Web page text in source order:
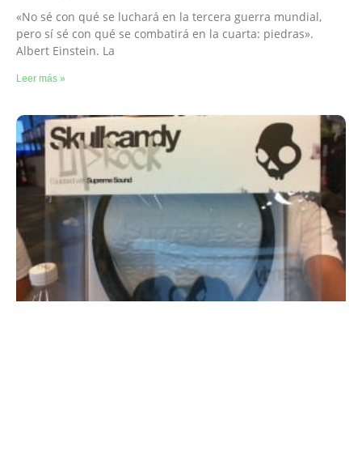
«No sé con qué se luchará en la tercera guerra mundial,
pero sí sé con qué se combatirá en la cuarta: piedras».
Albert Einstein. La
Leer más »